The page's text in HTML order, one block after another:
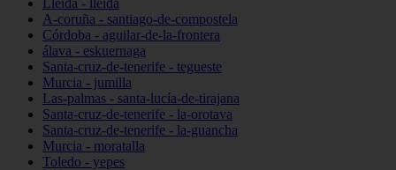
Lleida - lleida
A-coruña - santiago-de-compostela
Córdoba - aguilar-de-la-frontera
álava - eskuernaga
Santa-cruz-de-tenerife - tegueste
Murcia - jumilla
Las-palmas - santa-lucía-de-tirajana
Santa-cruz-de-tenerife - la-orotava
Santa-cruz-de-tenerife - la-guancha
Murcia - moratalla
Toledo - yepes